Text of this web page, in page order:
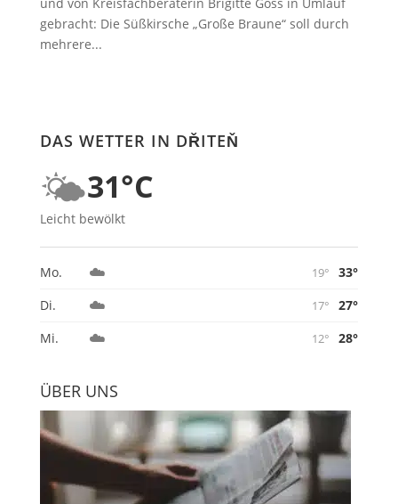
gebracht: Die Süßkirsche „Große Braune“ soll durch
mehrere...
DAS WETTER IN DŘITEŇ
🌤️31°C
Leicht bewölkt
Mo. ☁️ 19°
33°
Di.
☁️ 17°
27°
Mi.
☁️ 12° 28°
ÜBER UNS